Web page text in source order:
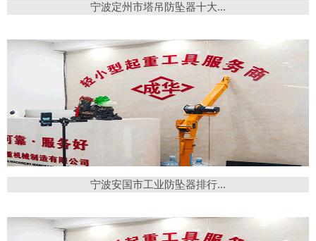
宁波定州市塔吊防坠器十大...
宁波安国市工业防坠器排行...